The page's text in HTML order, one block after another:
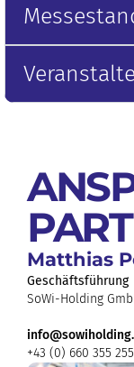
Matthias
Geschäftsführung
SoWi-Holding
+43 (0) 660 355